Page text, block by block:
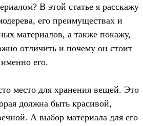
В этой статье я расскажу
его преимуществах и
материалов, а также покажу,
отличить и почему он стоит
его.
место для хранения вещей. Это
должна быть красивой,
А выбор материала для его